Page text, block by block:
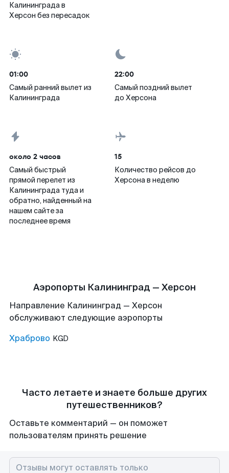
Калининграда в
Херсон без пересадок
01:00
Самый ранний вылет из
Калининграда
22:00
Самый поздний вылет
до Херсона
около 2 часов
Самый быстрый
прямой перелет из
Калининграда туда и
обратно, найденный на
нашем сайте за
последнее время
15
Количество рейсов до
Херсона в неделю
Аэропорты Калининград — Херсон
Направление Калининград — Херсон
обслуживают следующие аэропорты
Храброво KGD
Часто летаете и знаете больше других
путешественников?
Оставьте комментарий — он поможет
пользователям принять решение